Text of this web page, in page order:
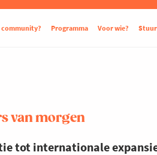
community? Programma Voor wie?
van morgen
tot internationale